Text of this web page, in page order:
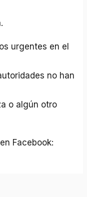
urgentes en el
no han
o algún otro
Facebook: